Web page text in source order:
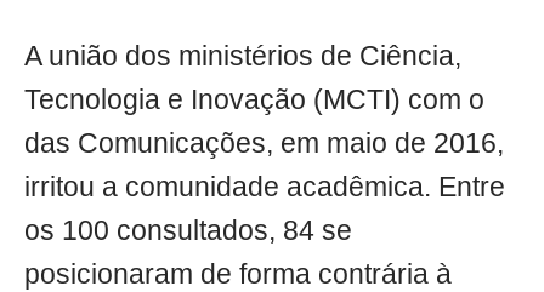
A união dos ministérios de Ciência,
Tecnologia e Inovação (MCTI) com o
das Comunicações, em maio de 2016,
irritou a comunidade acadêmica. Entre
os 100 consultados, 84 se
posicionaram de forma contrária à